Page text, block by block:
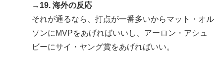
→19. 海外の反応
それが通るなら、打点が一番多いからマット・オル
ソンにMVPをあげればいいし、アーロン・アシュ
ビーにサイ・ヤング賞をあげればいい。